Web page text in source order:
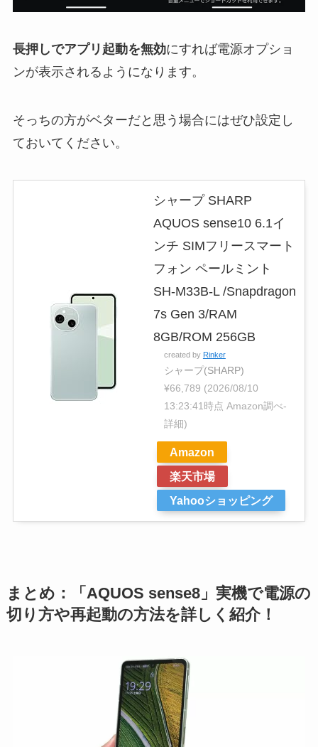
長押しでアプリ起動を無効にすれば電源オプショ
ンが表示されるようになります。
そっちの方がベターだと思う場合にはぜひ設定し
ておいてください。
シャープ SHARP
AQUOS sense10 6.1イ
ンチ SIMフリースマート
フォン ペールミント
SH-M33B-L /Snapdragon
7s Gen 3/RAM
8GB/ROM 256GB
created by Rinker
シャープ(SHARP)
¥66,789 (2026/08/10
13:23:41時点 Amazon調べ-
詳細)
Amazon
楽天市場
Yahooショッピング
まとめ：「AQUOS sense8」実機で電源の
切り方や再起動の方法を詳しく紹介！